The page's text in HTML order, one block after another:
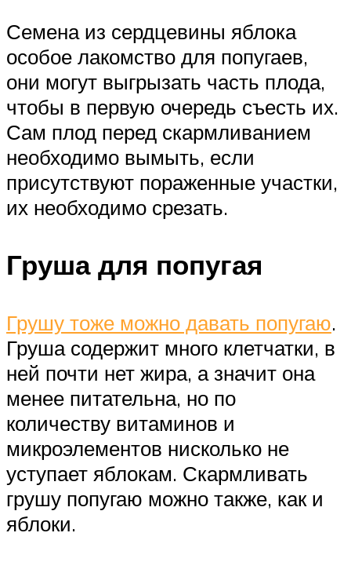
Семена из сердцевины яблока
особое лакомство для попугаев,
они могут выгрызать часть плода,
чтобы в первую очередь съесть их.
Сам плод перед скармливанием
необходимо вымыть, если
присутствуют пораженные участки,
их необходимо срезать.
Груша для попугая
Грушу тоже можно давать попугаю.
Груша содержит много клетчатки, в
ней почти нет жира, а значит она
менее питательна, но по
количеству витаминов и
микроэлементов нисколько не
уступает яблокам. Скармливать
грушу попугаю можно также, как и
яблоки.